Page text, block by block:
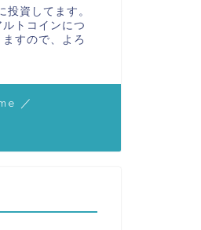
資してます。
トコインにつ
すので、よろ
／